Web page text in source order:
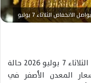
في السودان اليوم الثلاثاء 7 يوليو 2026 حالة
المعدن الأصفر في